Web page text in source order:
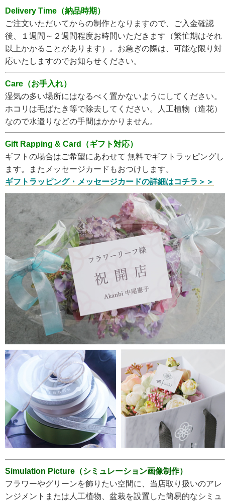
Delivery Time（納品時期）
ご注文いただいてからの制作となりますので、ご入金確認
後、１週間～２週間程度お時間いただきます（繁忙期はそれ
以上かかることがあります）。お急ぎの際は、可能な限り対
応いたしますのでお知らせください。
Care（お手入れ）
湿気の多い場所にはなるべく置かないようにしてください。
ホコリは毛ばたき等で除去してください。人工植物（造花）
なので水遣りなどの手間はかかりません。
Gift Rapping & Card（ギフト対応）
ギフトの場合はご希望にあわせて 無料でギフトラッピングし
ます。またメッセージカードもおつけします。
ギフトラッピング・メッセージカードの詳細はコチラ＞＞
Simulation Picture（シミュレーション画像制作）
フラワーやグリーンを飾りたい空間に、当店取り扱いのアレ
ンジメントまたは人工植物、盆栽を設置した簡易的なシミュ